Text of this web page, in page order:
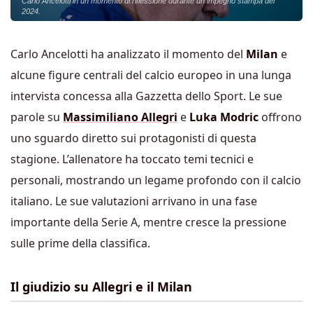
2024.
Carlo Ancelotti ha analizzato il momento del Milan e
alcune figure centrali del calcio europeo in una lunga
intervista concessa alla Gazzetta dello Sport. Le sue
parole su Massimiliano Allegri e Luka Modric offrono
uno sguardo diretto sui protagonisti di questa
stagione. L’allenatore ha toccato temi tecnici e
personali, mostrando un legame profondo con il calcio
italiano. Le sue valutazioni arrivano in una fase
importante della Serie A, mentre cresce la pressione
sulle prime della classifica.
Il giudizio su Allegri e il Milan